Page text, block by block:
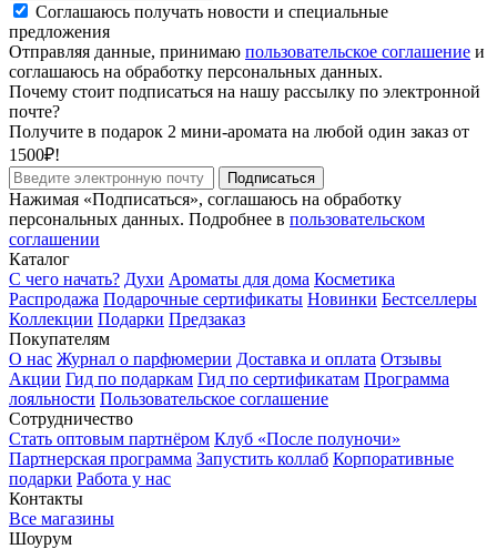
Соглашаюсь получать новости и специальные
предложения
Отправляя данные, принимаю пользовательское соглашение и
соглашаюсь на обработку персональных данных.
Почему стоит подписаться на нашу рассылку по электронной
почте?
Получите в подарок 2 мини-аромата на любой один заказ от
1500₽!
Подписаться
Нажимая «Подписаться», соглашаюсь на обработку
персональных данных. Подробнее в пользовательском
соглашении
Каталог
С чего начать? Духи Ароматы для дома Косметика
Распродажа Подарочные сертификаты Новинки Бестселлеры
Коллекции Подарки Предзаказ
Покупателям
О нас Журнал о парфюмерии Доставка и оплата Отзывы
Акции Гид по подаркам Гид по сертификатам Программа
лояльности Пользовательское соглашение
Сотрудничество
Стать оптовым партнёром Клуб «После полуночи»
Партнерская программа Запустить коллаб Корпоративные
подарки Работа у нас
Контакты
Все магазины
Шоурум